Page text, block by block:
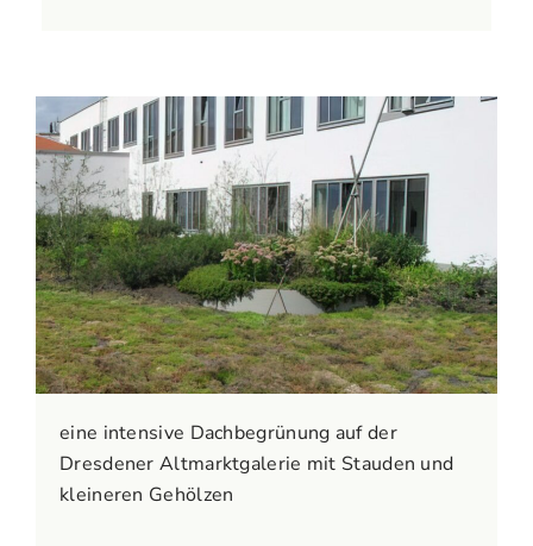
eine intensive Dachbegrünung auf der
Dresdener Altmarktgalerie mit Stauden und
kleineren Gehölzen